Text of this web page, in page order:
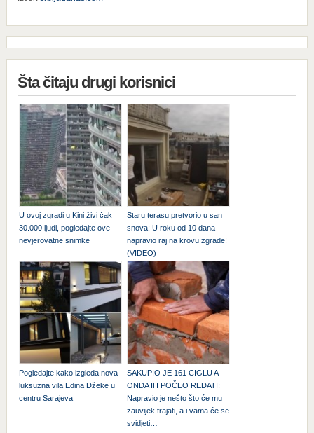
Šta čitaju drugi korisnici
U ovoj zgradi u Kini živi čak
30.000 ljudi, pogledajte ove
nevjerovatne snimke
Staru terasu pretvorio u san
snova: U roku od 10 dana
napravio raj na krovu zgrade!
(VIDEO)
Pogledajte kako izgleda nova
luksuzna vila Edina Džeke u
centru Sarajeva
SAKUPIO JE 161 CIGLU A
ONDA IH POČEO REDATI:
Napravio je nešto što će mu
zauvijek trajati, a i vama će se
svidjeti…